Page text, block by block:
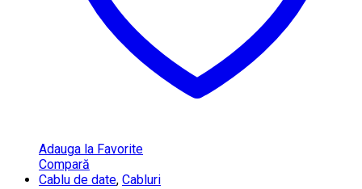
Adauga la Favorite
Compară
Cablu de date, Cabluri